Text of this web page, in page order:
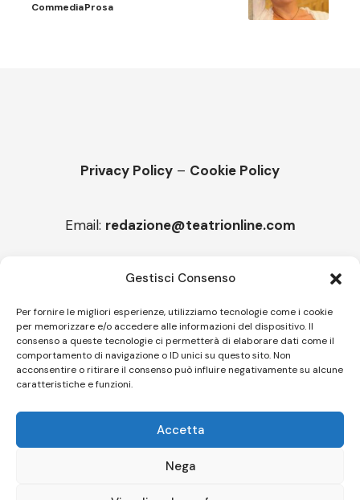
Gestisci Consenso
Per fornire le migliori esperienze, utilizziamo tecnologie come i cookie
per memorizzare e/o accedere alle informazioni del dispositivo. Il
consenso a queste tecnologie ci permetterà di elaborare dati come il
comportamento di navigazione o ID unici su questo sito. Non
acconsentire o ritirare il consenso può influire negativamente su alcune
caratteristiche e funzioni.
Accetta
Nega
CommediaProsa
Privacy Policy – Cookie Policy
Email: redazione@teatrionline.com
“Color fest” torna in Calabria
Firenze - SEO BY SIMONE ROMPIETTI SR WEB